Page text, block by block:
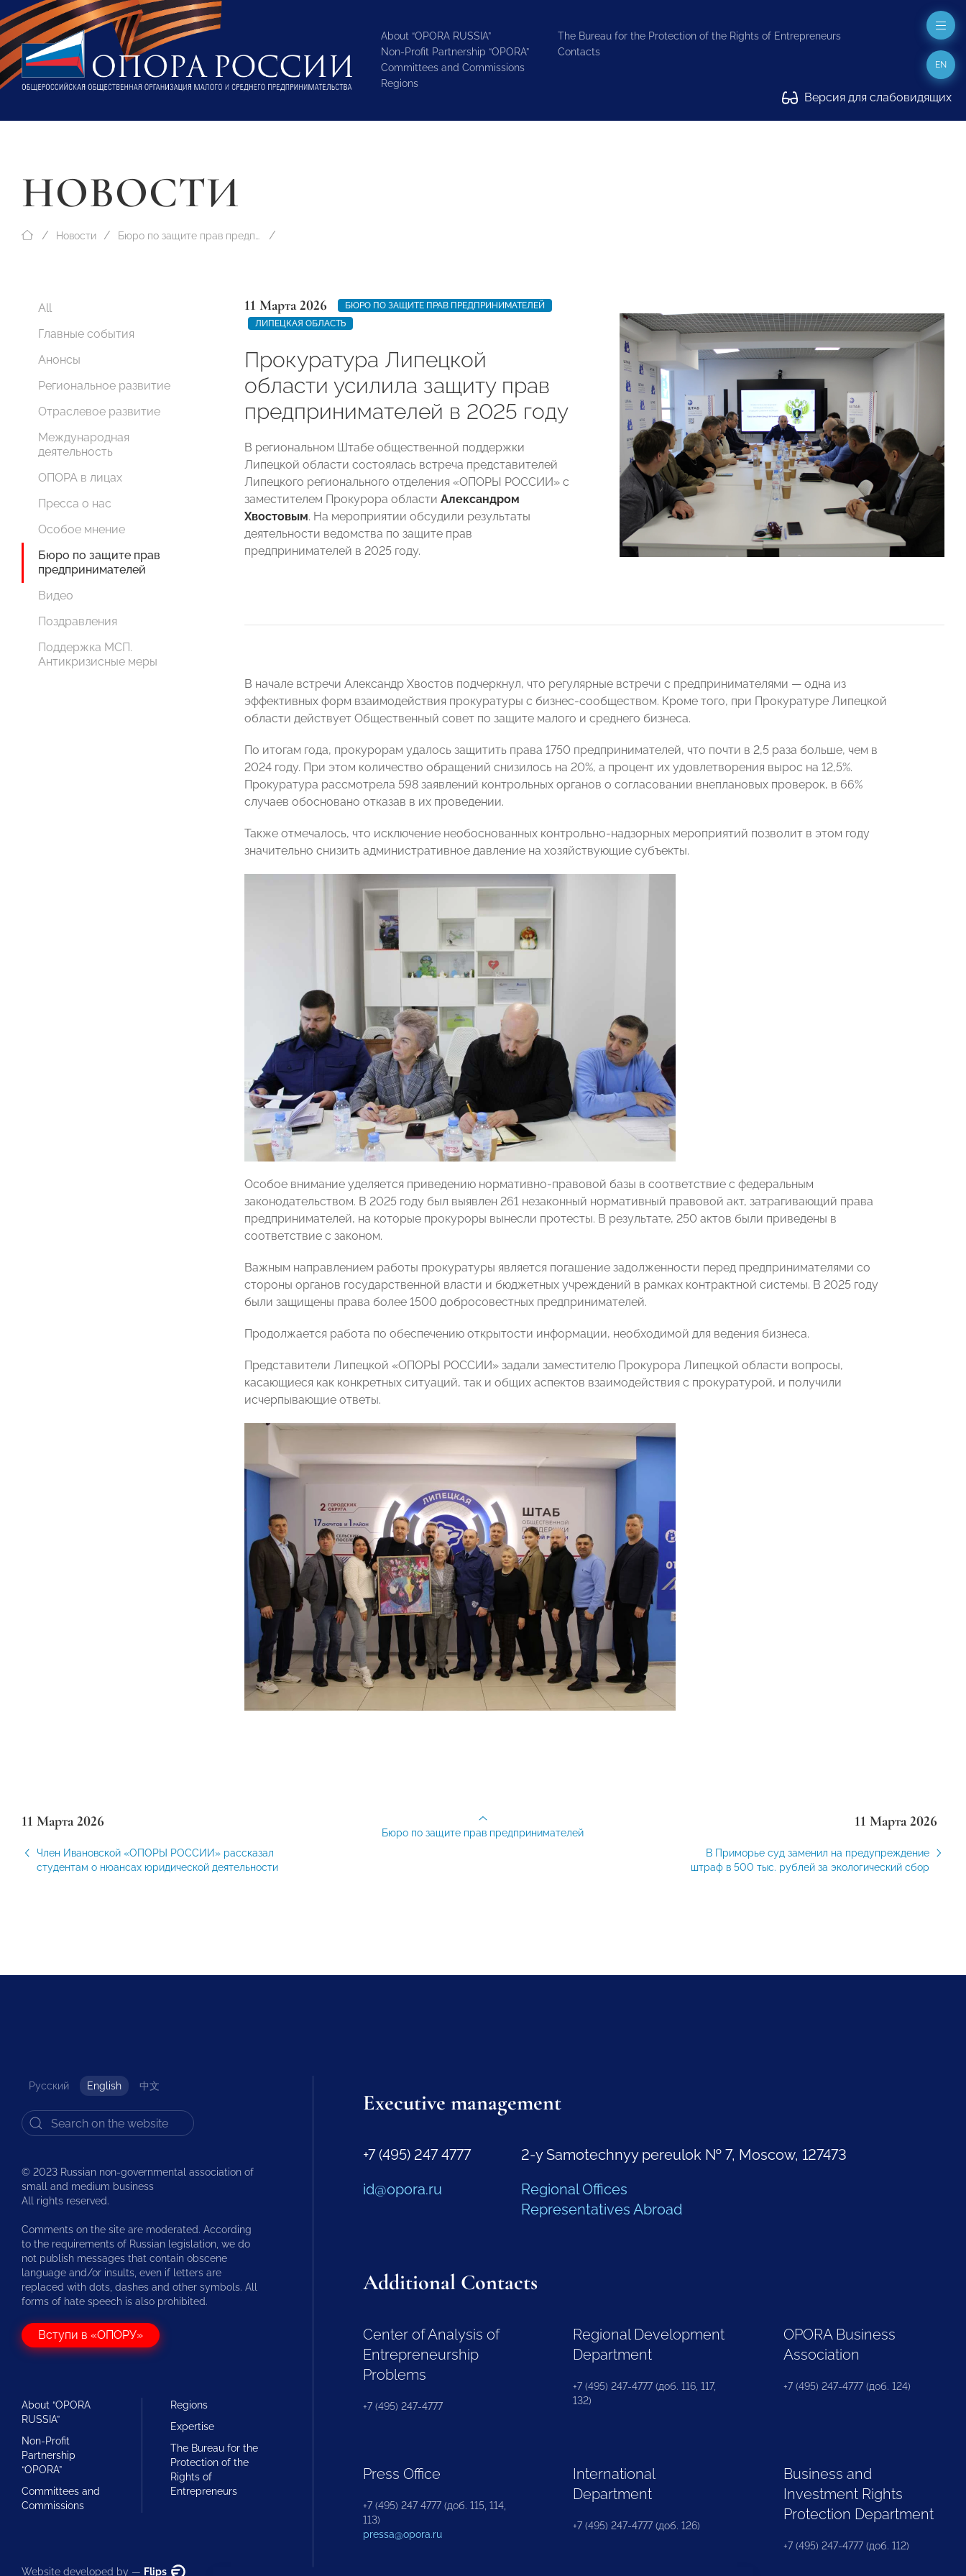
About “OPORA RUSSIA”
Non-Profit Partnership “OPORA”
Committees and Commissions
Regions
The Bureau for the Protection of the Rights of Entrepreneurs
Contacts
Версия для слабовидящих
EN
НОВОСТИ
Новости Бюро по защите прав предпринимателей
All
Главные события
Анонсы
Региональное развитие
Отраслевое развитие
Международная
деятельность
ОПОРА в лицах
Пресса о нас
Особое мнение
Бюро по защите прав
предпринимателей
Видео
Поздравления
Поддержка МСП.
Антикризисные меры
11 Марта 2026
БЮРО ПО ЗАЩИТЕ ПРАВ ПРЕДПРИНИМАТЕЛЕЙ
ЛИПЕЦКАЯ ОБЛАСТЬ
Прокуратура Липецкой
области усилила защиту прав
предпринимателей в 2025 году
В региональном Штабе общественной поддержки
Липецкой области состоялась встреча представителей
Липецкого регионального отделения «ОПОРЫ РОССИИ» с
заместителем Прокурора области Александром
Хвостовым. На мероприятии обсудили результаты
деятельности ведомства по защите прав
предпринимателей в 2025 году.
В начале встречи Александр Хвостов подчеркнул, что регулярные встречи с предпринимателями — одна из
эффективных форм взаимодействия прокуратуры с бизнес-сообществом. Кроме того, при Прокуратуре Липецкой
области действует Общественный совет по защите малого и среднего бизнеса.
По итогам года, прокурорам удалось защитить права 1750 предпринимателей, что почти в 2,5 раза больше, чем в
2024 году. При этом количество обращений снизилось на 20%, а процент их удовлетворения вырос на 12,5%.
Прокуратура рассмотрела 598 заявлений контрольных органов о согласовании внеплановых проверок, в 66%
случаев обосновано отказав в их проведении.
Также отмечалось, что исключение необоснованных контрольно-надзорных мероприятий позволит в этом году
значительно снизить административное давление на хозяйствующие субъекты.
Особое внимание уделяется приведению нормативно-правовой базы в соответствие с федеральным
законодательством. В 2025 году был выявлен 261 незаконный нормативный правовой акт, затрагивающий права
предпринимателей, на которые прокуроры вынесли протесты. В результате, 250 актов были приведены в
соответствие с законом.
Важным направлением работы прокуратуры является погашение задолженности перед предпринимателями со
стороны органов государственной власти и бюджетных учреждений в рамках контрактной системы. В 2025 году
были защищены права более 1500 добросовестных предпринимателей.
Продолжается работа по обеспечению открытости информации, необходимой для ведения бизнеса.
Представители Липецкой «ОПОРЫ РОССИИ» задали заместителю Прокурора Липецкой области вопросы,
касающиеся как конкретных ситуаций, так и общих аспектов взаимодействия с прокуратурой, и получили
исчерпывающие ответы.
11 Марта 2026
Член Ивановской «ОПОРЫ РОССИИ» рассказал
студентам о нюансах юридической деятельности
11 Марта 2026
В Приморье суд заменил на предупреждение
штраф в 500 тыс. рублей за экологический сбор
Бюро по защите прав предпринимателей
Русский English 中文
© 2023 Russian non-governmental association of
small and medium business
All rights reserved.
Comments on the site are moderated. According
to the requirements of Russian legislation, we do
not publish messages that contain obscene
language and/or insults, even if letters are
replaced with dots, dashes and other symbols. All
forms of hate speech is also prohibited.
Вступи в «ОПОРУ»
About “OPORA
RUSSIA”
Non-Profit
Partnership
“OPORA”
Committees and
Commissions
Regions
Expertise
The Bureau for the
Protection of the
Rights of
Entrepreneurs
Website developed by — Flips
Executive management
+7 (495) 247 4777
id@opora.ru
2-y Samotechnyy pereulok № 7, Moscow, 127473
Regional Offices
Representatives Abroad
Additional Contacts
Center of Analysis of
Entrepreneurship
Problems
+7 (495) 247-4777
Regional Development
Department
+7 (495) 247-4777 (доб. 116, 117,
132)
OPORA Business
Association
+7 (495) 247-4777 (доб. 124)
Press Office
+7 (495) 247 4777 (доб. 115, 114,
113)
pressa@opora.ru
International
Department
+7 (495) 247-4777 (доб. 126)
Business and
Investment Rights
Protection Department
+7 (495) 247-4777 (доб. 112)